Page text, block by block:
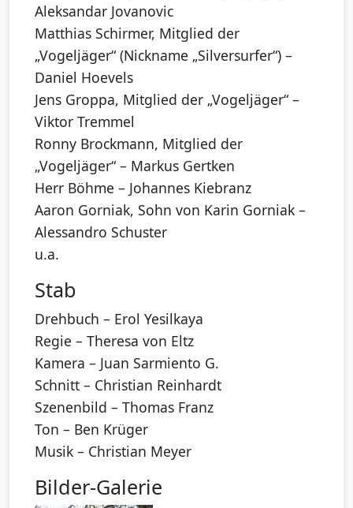
Aleksandar Jovanovic
Matthias Schirmer, Mitglied der
„Vogeljäger“ (Nickname „Silversurfer“) –
Daniel Hoevels
Jens Groppa, Mitglied der „Vogeljäger“ –
Viktor Tremmel
Ronny Brockmann, Mitglied der
„Vogeljäger“ – Markus Gertken
Herr Böhme – Johannes Kiebranz
Aaron Gorniak, Sohn von Karin Gorniak –
Alessandro Schuster
u.a.
Stab
Drehbuch – Erol Yesilkaya
Regie – Theresa von Eltz
Kamera – Juan Sarmiento G.
Schnitt – Christian Reinhardt
Szenenbild – Thomas Franz
Ton – Ben Krüger
Musik – Christian Meyer
Bilder-Galerie